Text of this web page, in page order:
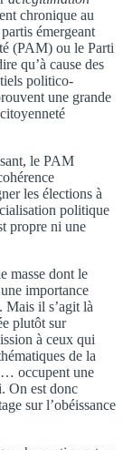
chronique au
émergeant
(PAM) ou le Parti
qu’à cause des
politico-
une grande
le PAM
les élections à
politique
propre ni une
masse dont le
importance
Mais il s’agit là
plutôt sur
à ceux qui
de la
occupent une
On est donc
sur l’obéissance